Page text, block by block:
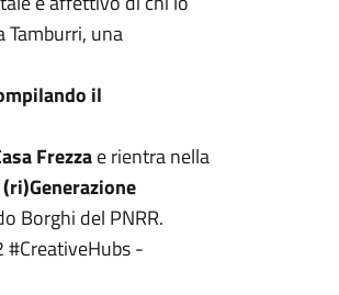
Tamburri, una
il
Frezzae rientra nella
Borghi del PNRR.
#CreativeHubs -